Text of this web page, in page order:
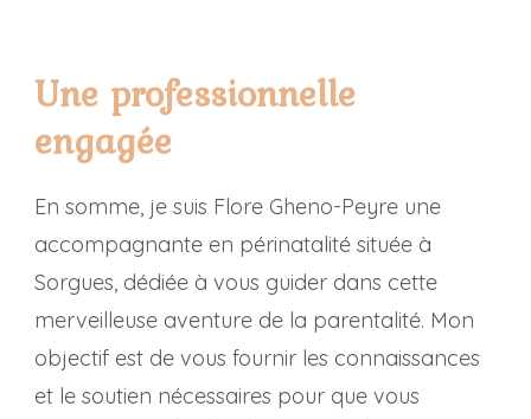
Une professionnelle
engagée
En somme, je suis Flore Gheno-Peyre une
accompagnante en périnatalité située à
Sorgues, dédiée à vous guider dans cette
merveilleuse aventure de la parentalité. Mon
objectif est de vous fournir les connaissances
et le soutien nécessaires pour que vous